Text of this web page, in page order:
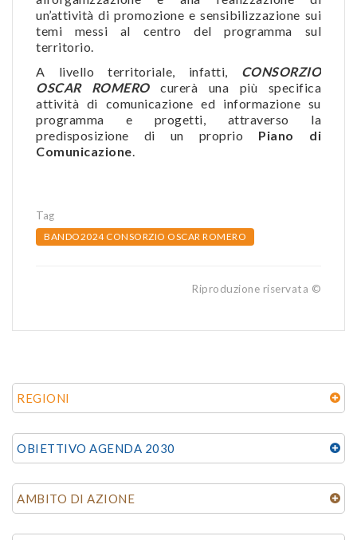
un’attività di promozione e sensibilizzazione sui
temi messi al centro del programma sul
territorio.
A livello territoriale, infatti, CONSORZIO
OSCAR ROMEROcurerà una più specifica
attività di comunicazione ed informazione su
programma e progetti, attraverso la
predisposizione di un proprio Piano di
Comunicazione.
Tag
BANDO2024 CONSORZIO OSCAR ROMERO
Riproduzione riservata ©
REGIONI
OBIETTIVO AGENDA 2030
AMBITO DI AZIONE